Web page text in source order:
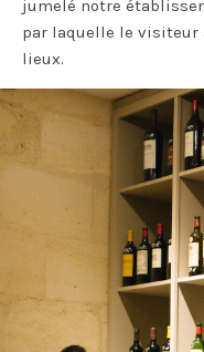
jumelé notre
par laquelle le visiteur
lieux.